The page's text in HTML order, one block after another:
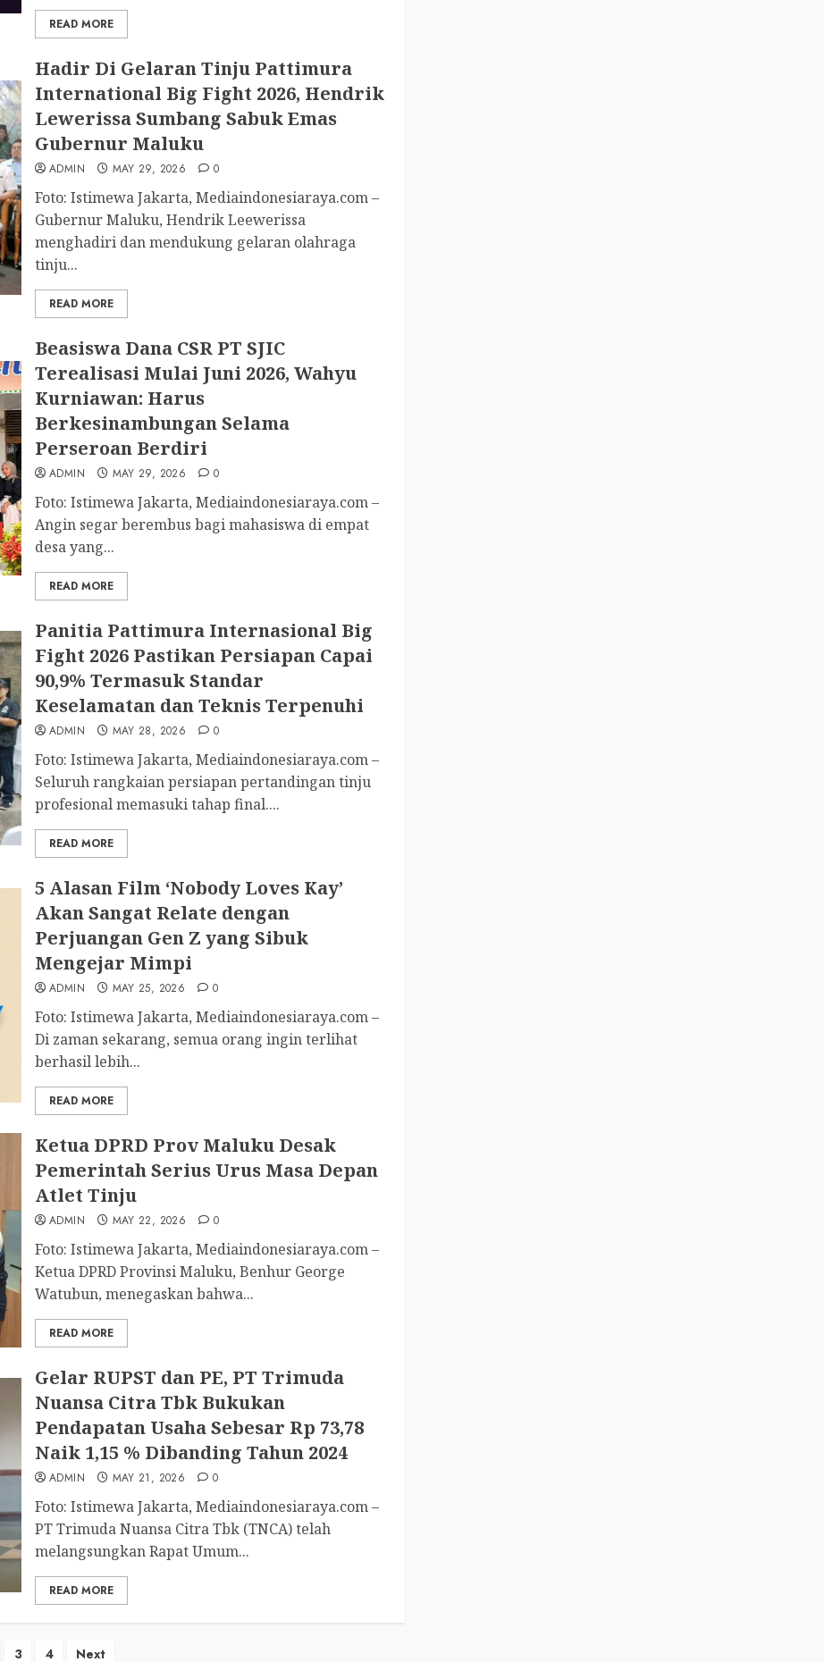
READ MORE
Hadir Di Gelaran Tinju Pattimura
International Big Fight 2026, Hendrik
Lewerissa Sumbang Sabuk Emas
Gubernur Maluku
ADMIN MAY 29, 2026 0
Foto: Istimewa Jakarta, Mediaindonesiaraya.com –
Gubernur Maluku, Hendrik Leewerissa
menghadiri dan mendukung gelaran olahraga
tinju...
READ MORE
Beasiswa Dana CSR PT SJIC
Terealisasi Mulai Juni 2026, Wahyu
Kurniawan: Harus
Berkesinambungan Selama
Perseroan Berdiri
ADMIN MAY 29, 2026 0
Foto: Istimewa Jakarta, Mediaindonesiaraya.com –
Angin segar berembus bagi mahasiswa di empat
desa yang...
READ MORE
Panitia Pattimura Internasional Big
Fight 2026 Pastikan Persiapan Capai
90,9% Termasuk Standar
Keselamatan dan Teknis Terpenuhi
ADMIN MAY 28, 2026 0
Foto: Istimewa Jakarta, Mediaindonesiaraya.com –
Seluruh rangkaian persiapan pertandingan tinju
profesional memasuki tahap final....
READ MORE
5 Alasan Film ‘Nobody Loves Kay’
Akan Sangat Relate dengan
Perjuangan Gen Z yang Sibuk
Mengejar Mimpi
ADMIN MAY 25, 2026 0
Foto: Istimewa Jakarta, Mediaindonesiaraya.com –
Di zaman sekarang, semua orang ingin terlihat
berhasil lebih...
READ MORE
Ketua DPRD Prov Maluku Desak
Pemerintah Serius Urus Masa Depan
Atlet Tinju
ADMIN MAY 22, 2026 0
Foto: Istimewa Jakarta, Mediaindonesiaraya.com –
Ketua DPRD Provinsi Maluku, Benhur George
Watubun, menegaskan bahwa...
READ MORE
Gelar RUPST dan PE, PT Trimuda
Nuansa Citra Tbk Bukukan
Pendapatan Usaha Sebesar Rp 73,78
Naik 1,15 % Dibanding Tahun 2024
ADMIN MAY 21, 2026 0
Foto: Istimewa Jakarta, Mediaindonesiaraya.com –
PT Trimuda Nuansa Citra Tbk (TNCA) telah
melangsungkan Rapat Umum...
READ MORE
3 4 Next